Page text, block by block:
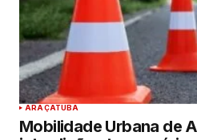
ARAÇATUBA
Mobilidade Urbana de